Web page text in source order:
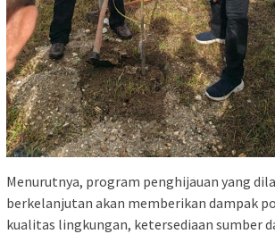
‎Menurutnya, program penghijauan yang
berkelanjutan akan memberikan dampak
kualitas lingkungan, ketersediaan sumber